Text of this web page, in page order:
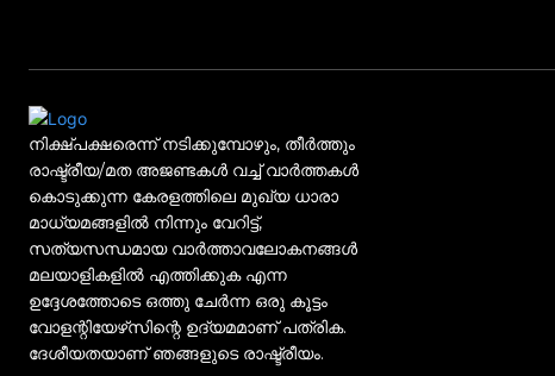
നിക്ഷ്പക്ഷരെന്ന് നടിക്കുമ്പോഴും, തീർത്തും
രാഷ്ട്രീയ/മത അജണ്ടകൾ വച്ച് വാർത്തകൾ
കൊടുക്കുന്ന കേരളത്തിലെ മുഖ്യ ധാരാ
മാധ്യമങ്ങളിൽ നിന്നും വേറിട്ട്,
സത്യസന്ധമായ വാർത്താവലോകനങ്ങൾ
മലയാളികളിൽ എത്തിക്കുക എന്ന
ഉദ്ദേശത്തോടെ ഒത്തു ചേർന്ന ഒരു കൂട്ടം
വോളന്റിയേഴ്‌സിന്റെ ഉദ്യമമാണ് പത്രിക.
ദേശീയതയാണ് ഞങ്ങളുടെ രാഷ്ട്രീയം.